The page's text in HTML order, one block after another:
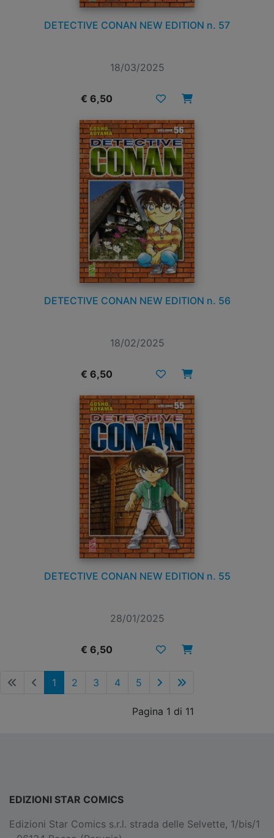
DETECTIVE CONAN NEW EDITION n. 57
18/03/2025
€ 6,50
DETECTIVE CONAN NEW EDITION n. 56
18/02/2025
€ 6,50
DETECTIVE CONAN NEW EDITION n. 55
28/01/2025
€ 6,50
1 2 3 4 5
Pagina 1 di 11
EDIZIONI STAR COMICS
Edizioni Star Comics s.r.l. strada delle Selvette, 1/bis/1